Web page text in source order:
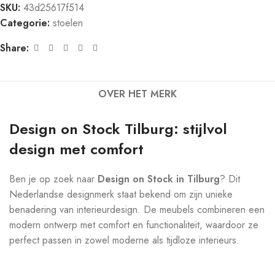
SKU: 43d25617f514
Categorie: stoelen
Share:
OVER HET MERK
Design on Stock Tilburg: stijlvol
design met comfort
Ben je op zoek naar Design on Stock in Tilburg? Dit
Nederlandse designmerk staat bekend om zijn unieke
benadering van interieurdesign. De meubels combineren een
modern ontwerp met comfort en functionaliteit, waardoor ze
perfect passen in zowel moderne als tijdloze interieurs.